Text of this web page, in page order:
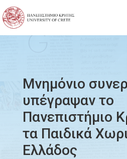
Μνημόνιο
υπέγραψαν το
Πανεπιστήμιο
τα Παιδικά
Ελλάδος